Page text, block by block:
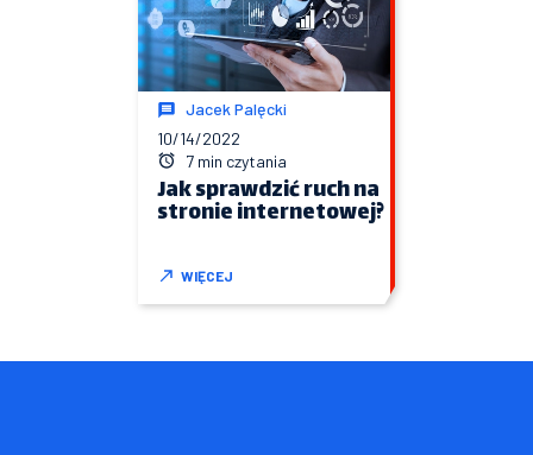
Jacek Palęcki
10/14/2022
7 min czytania
Jak sprawdzić ruch na
stronie internetowej?
WIĘCEJ